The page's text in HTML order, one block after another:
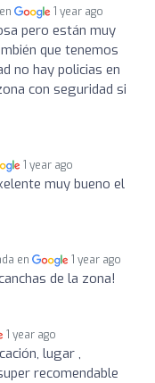
1 year ago
pero están muy
que tenemos
no hay policias en
con seguridad si
1 year ago
muy bueno el
en 1 year ago
de la zona!
1 year ago
lugar ,
recomendable